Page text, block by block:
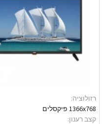
רזולוציה:
1366x768 פיקסלים
קצב רענון: